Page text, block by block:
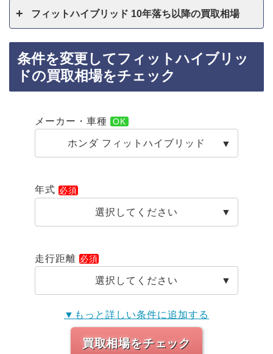
フィットハイブリッド 10年落ち以降の買取相場
条件を変更してフィットハイブリッ
ドの買取相場をチェック
メーカー・車種
ホンダ フィットハイブリッド
年式
選択してください
走行距離
選択してください
▼もっと詳しい条件に追加する
買取相場をチェック